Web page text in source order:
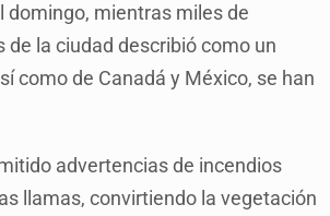
domingo, mientras miles de
la ciudad describió como un
como de Canadá y México, se han
advertencias de incendios
llamas, convirtiendo la vegetación